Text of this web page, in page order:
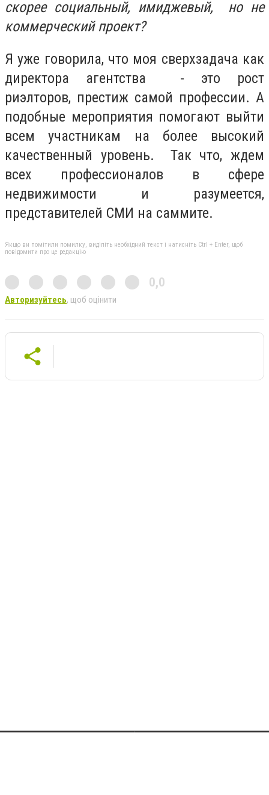
скорее социальный, имиджевый, но не
коммерческий проект?
Я уже говорила, что моя сверхзадача как
директора агентства - это рост
риэлторов, престиж самой профессии. А
подобные мероприятия помогают выйти
всем участникам на более высокий
качественный уровень. Так что, ждем
всех профессионалов в сфере
недвижимости и разумеется,
представителей СМИ на саммите.
Якщо ви помітили помилку, виділіть необхідний текст і натисніть Ctrl + Enter, щоб
повідомити про це редакцію
0,0
Авторизуйтесь, щоб оцінити